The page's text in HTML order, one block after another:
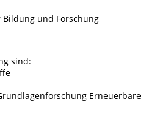
und Forschung
sind:
Erneuerbare